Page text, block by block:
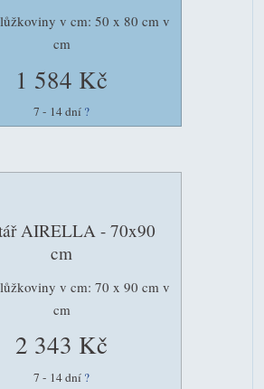
v cm: 50 x 80 cm v
cm
1 584 Kč
7 - 14 dní ?
AIRELLA - 70x90
cm
v cm: 70 x 90 cm v
cm
2 343 Kč
7 - 14 dní ?